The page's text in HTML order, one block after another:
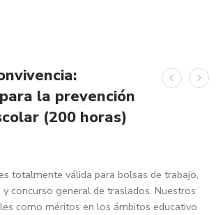
la prevención
(200 horas)
totalmente válida para bolsas de trabajo,
concurso general de traslados. Nuestros
como méritos en los ámbitos educativo